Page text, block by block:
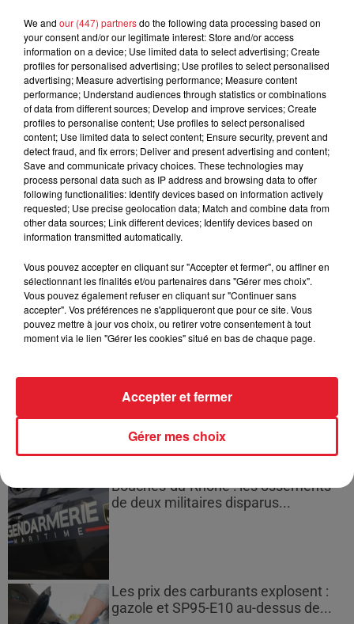
LES DERNIÈRES NEWS Voir plus
Jay-Z se bat contre la grand-mère
d'un homme prétendant être son fils
Cassie met fin à une ex-escorte
masculine dans sa bataille...
Des vitres tombent de la tour
Montparnasse : des désaccords
entre...
Incendies en Gironde : encore
plusieurs semaines avant
Bouches-du-Rhône : les ossements
de deux militaires disparus...
Les prix des carburants explosent :
gazole et SP95-E10 au-dessus de...
We and our (447) partnersdo the following data processing based on
your consent and/or our legitimate interest: Store and/or access
information on a device; Use limited data to select advertising; Create
profiles for personalised advertising; Use profiles to select personalised
advertising; Measure advertising performance; Measure content
performance; Understand audiences through statistics or combinations
of data from different sources; Develop and improve services; Create
profiles to personalise content; Use profiles to select personalised
content; Use limited data to select content; Ensure security, prevent and
detect fraud, and fix errors; Deliver and present advertising and content;
Save and communicate privacy choices. These technologies may
process personal data such as IP address and browsing data to offer
following functionalities: Identify devices based on information actively
requested; Use precise geolocation data; Match and combine data from
other data sources; Link different devices; Identify devices based on
information transmitted automatically.
Vous pouvez accepter en cliquant sur "Accepter et fermer", ou affiner en
sélectionnant les finalités et/ou partenaires dans "Gérer mes choix".
Vous pouvez également refuser en cliquant sur "Continuer sans
accepter". Vos préférences ne s'appliqueront que pour ce site. Vous
pouvez mettre à jour vos choix, ou retirer votre consentement à tout
moment via le lien "Gérer les cookies" situé en bas de chaque page.
Gérer mes choix
Accepter et fermer